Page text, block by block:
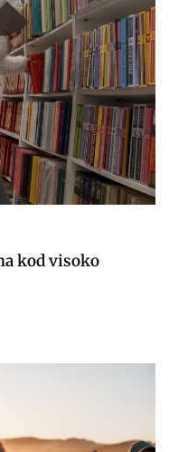
kod visoko